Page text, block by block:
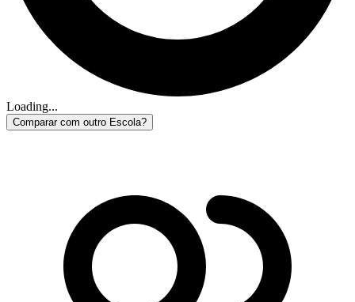
Loading...
Comparar com outro Escola?